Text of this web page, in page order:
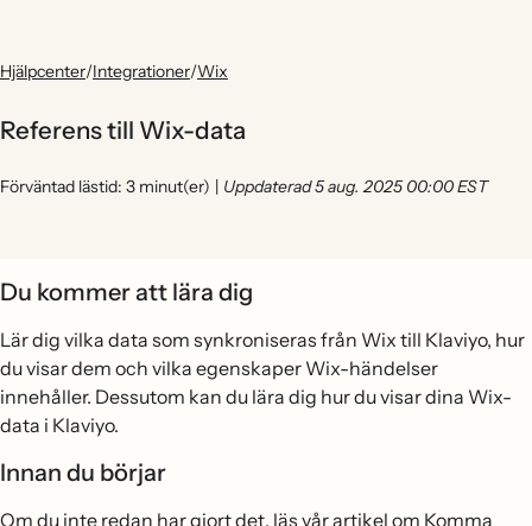
Hjälpcenter/Integrationer/Wix
Referens till Wix-data
Förväntad lästid: 3 minut(er) | Uppdaterad 5 aug. 2025 00:00 EST
Du kommer att lära dig
Lär dig vilka data som synkroniseras från Wix till Klaviyo, hur
du visar dem och vilka egenskaper Wix-händelser
innehåller. Dessutom kan du lära dig hur du visar dina Wix-
data i Klaviyo.
Innan du börjar
Om du inte redan har gjort det, läs vår artikel om Komma